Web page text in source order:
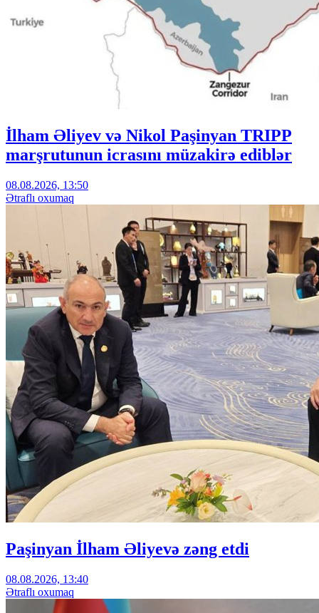
İlham Əliyev və Nikol Paşinyan TRIPP
marşrutunun icrasını müzakirə ediblər
08.08.2026, 13:50
Ətraflı oxumaq
Paşinyan İlham Əliyevə zəng etdi
08.08.2026, 13:40
Ətraflı oxumaq